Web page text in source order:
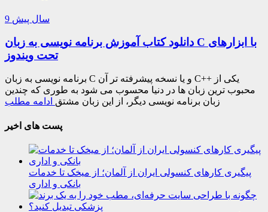
9 سال پیش
دانلود کتاب آموزش برنامه نویسی به زبان C با ابزارهای
تحت ویندوز
برنامه نویسی به زبان C و یا نسخه پیشرفته تر آن C++ یکی از
محبوب ترین زبان ها در دنیا محسوب می شود به طوری که چندین
زبان برنامه نویسی دیگر، از این زبان مشتق ادامه مطلب
پست های اخیر
پیگیری کارهای کنسولی ایران از آلمان؛ از میخک تا خدمات
بانکی و اداری